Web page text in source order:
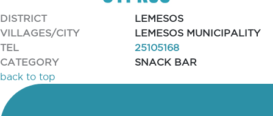
DISTRICT
LEMESOS
VILLAGES/CITY
LEMESOS MUNICIPALITY
TEL
25105168
CATEGORY
SNACK BAR
back to top